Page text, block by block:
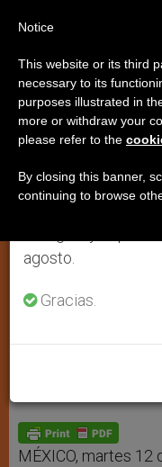
¿Es posible
e
Comisión
Interreligioso y
W
s
A
p
p
M
e
n
g
e
r
F
b
o
o
k
T
t
e
MÉXICO, martes 12
Aviso
Del 27 de julio
anual,
se generan menos
agosto.
Gracias.
Notice
This website or its third
necessary to its
purposes illustrated in
more or withdraw your
please refer to the
By closing this banner,
continuing to browse